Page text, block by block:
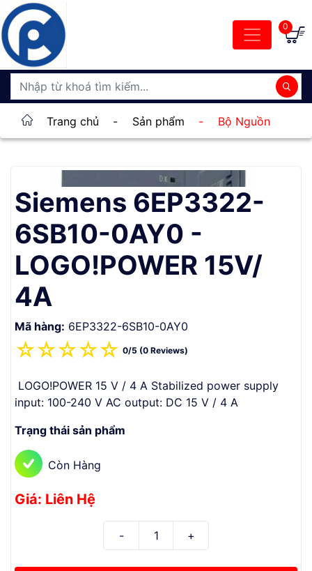
0
Trang chủ - Sản phẩm - Bộ Nguồn
Siemens 6EP3322-
6SB10-0AY0 -
LOGO!POWER 15V/
4A
Mã hàng: 6EP3322-6SB10-0AY0
☆
☆
☆
☆
☆ 0/5 (0 Reviews)
LOGO!POWER 15 V / 4 A Stabilized power supply
input: 100-240 V AC output: DC 15 V / 4 A
Trạng thái sản phẩm
Còn Hàng
Giá: Liên Hệ